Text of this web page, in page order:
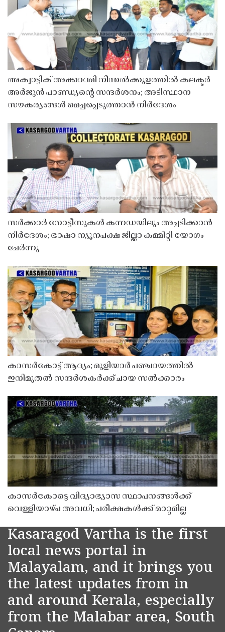
അക്വാട്ടിക് അക്കാദമി നീന്തൽക്കുളത്തിൽ കലക്ടർ
അർജുൻ പാണ്ഡ്യൻ്റെ സന്ദർശനം; അടിസ്ഥാന
സൗകര്യങ്ങൾ മെച്ചപ്പെടുത്താൻ നിർദേശം
സർക്കാർ നോട്ടീസുകൾ കന്നഡയിലും അച്ചടിക്കാൻ
നിർദേശം; ഭാഷാ ന്യൂനപക്ഷ ജില്ലാ കമ്മിറ്റി യോഗം
ചേർന്നു
കാസർകോട്ട് ആദ്യം; മുളിയാർ പഞ്ചായത്തിൽ
ഇനിമുതൽ സന്ദർശകർക്ക് ചായ സൽക്കാരം
കാസർകോട്ടെ വിദ്യാഭ്യാസ സ്ഥാപനങ്ങൾക്ക്
വെള്ളിയാഴ്ച അവധി; പരീക്ഷകൾക്ക് മാറ്റമില്ല
Kasaragod Vartha is the first
local news portal in
Malayalam, and it brings you
the latest updates from in
and around Kerala, especially
from the Malabar area, South